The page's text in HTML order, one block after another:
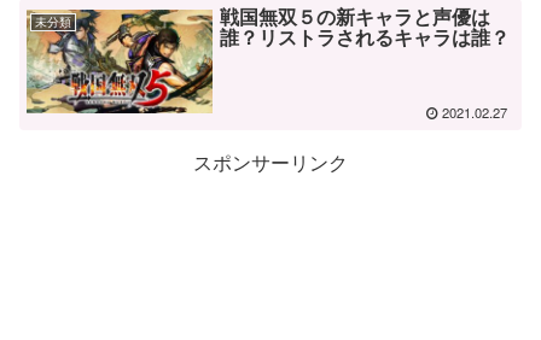
未分類 戦国無双５の新キャラと声優は
誰？リストラされるキャラは誰？
2021.02.27
スポンサーリンク